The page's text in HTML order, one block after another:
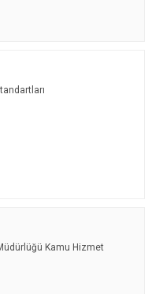
Kamu Hizmet